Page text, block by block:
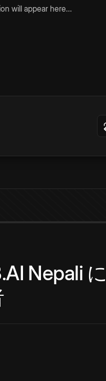
will appear here...
Nepali に